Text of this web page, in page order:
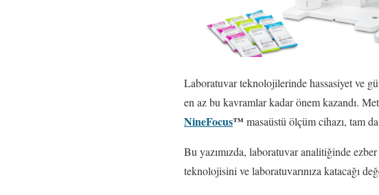
Laboratuvar teknolojilerinde hassasiyet ve
en az bu kavramlar kadar önem kazandı.
NineFocus™ masaüstü ölçüm cihazı, tam
Bu yazımızda, laboratuvar analitiğinde
teknolojisini ve laboratuvarınıza katacağı